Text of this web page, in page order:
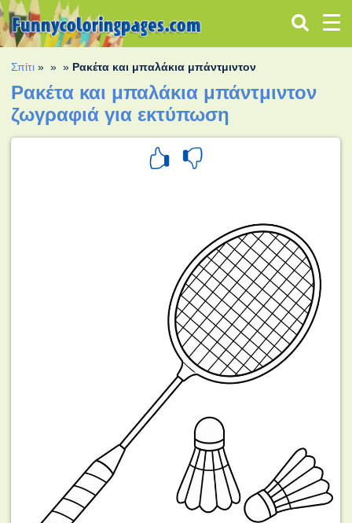
Σπίτι » » » Ρακέτα και μπαλάκια μπάντμιντον
Ρακέτα και μπαλάκια μπάντμιντον
ζωγραφιά για εκτύπωση